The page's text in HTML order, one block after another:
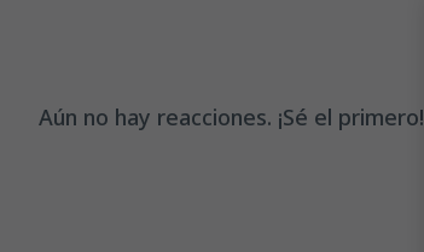
Aún no hay reacciones. ¡Sé el primero!